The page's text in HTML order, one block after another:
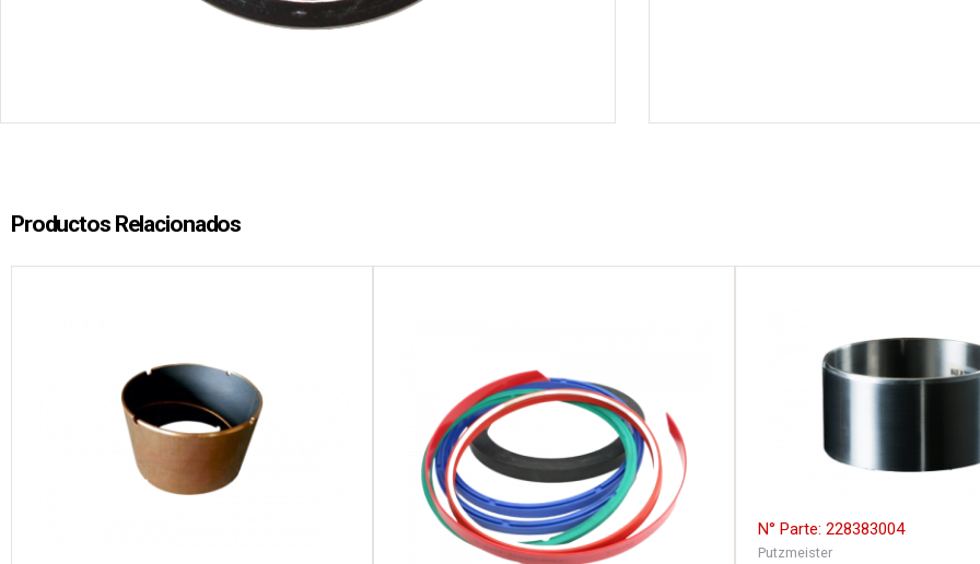
Productos Relacionados
N° Parte: 228383004
Putzmeister